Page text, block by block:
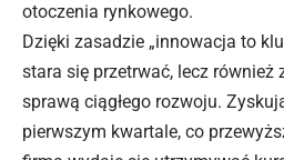
otoczenia rynkowego.
Dzięki zasadzie „innowacja to
stara się przetrwać, lecz również
sprawą ciągłego rozwoju.
pierwszym kwartale, co